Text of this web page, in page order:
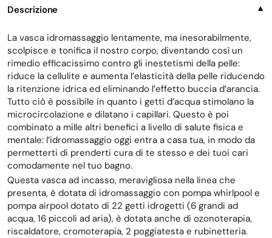
Descrizione ▼
La vasca idromassaggio lentamente, ma inesorabilmente,
scolpisce e tonifica il nostro corpo, diventando così un
rimedio efficacissimo contro gli inestetismi della pelle:
riduce la cellulite e aumenta l’elasticità della pelle riducendo
la ritenzione idrica ed eliminando l’effetto buccia d’arancia.
Tutto ciò è possibile in quanto i getti d’acqua stimolano la
microcircolazione e dilatano i capillari. Questo è poi
combinato a mille altri benefici a livello di salute fisica e
mentale: l’idromassaggio oggi entra a casa tua, in modo da
permetterti di prenderti cura di te stesso e dei tuoi cari
comodamente nel tuo bagno.
Questa vasca ad incasso, meravigliosa nella linea che
presenta, è dotata di idromassaggio con pompa whirlpool e
pompa airpool dotato di 22 getti idrogetti (6 grandi ad
acqua, 16 piccoli ad aria), è dotata anche di ozonoterapia,
riscaldatore, cromoterapia, 2 poggiatesta e rubinetteria.